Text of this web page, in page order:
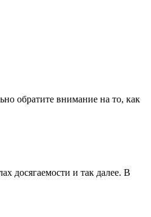
обратите внимание на то, как
досягаемости и так далее. В